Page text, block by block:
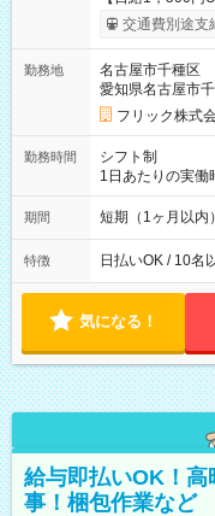
ると 期間中(9/
り稼
交通費別途支
勤務地
名古屋市千種区
愛知県名古屋市
フリック株式
勤務時間
シフト制
1日あたりの実
日~2026年10月
※週3~5日勤務(
り ※夜勤シフト
期間 短期（1ヶ月以内）
特徴 日払いOK / 10名
気になる！
給与即払いOK！
事！梱包作業など